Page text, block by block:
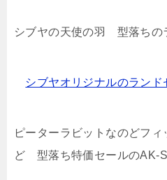
シブヤの天使の羽 型落ちの
シブヤオリジナルのランド
ピーターラビットなのどフ
ど 型落ち特価セールのAK-